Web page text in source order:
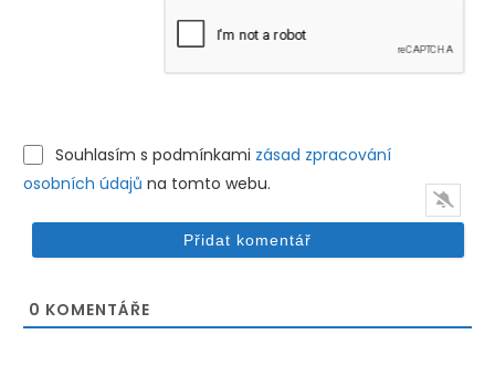
Souhlasím s podmínkami zásad zpracování
osobních údajů na tomto webu.
0 KOMENTÁŘE